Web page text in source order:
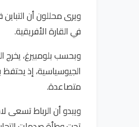
ويرى محللون أن
في القارة الأفريقية.
وبحسب بلومبيرغ،
الجيوسياسية، إذ
متصاعدة.
ويبدو أن الرباط تسعى